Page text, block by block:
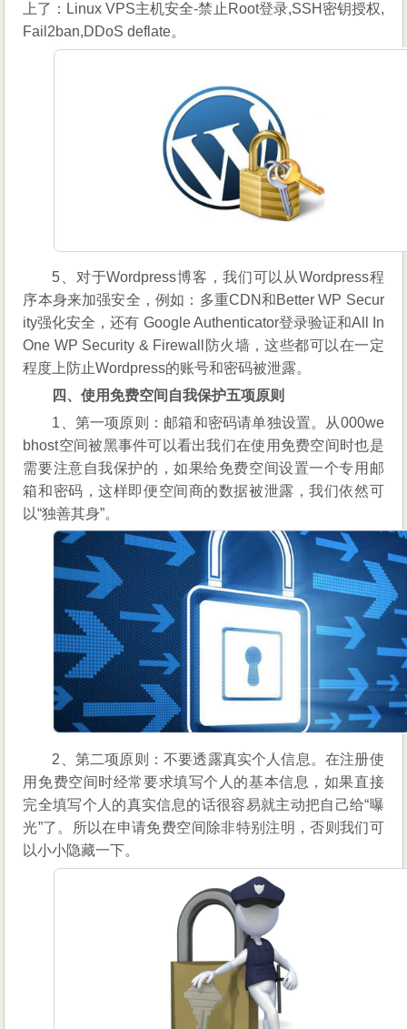
上了：Linux VPS主机安全-禁止Root登录,SSH密钥授权,
Fail2ban,DDoS deflate。
5、对于Wordpress博客，我们可以从Wordpress程
序本身来加强安全，例如：多重CDN和Better WP Secur
ity强化安全，还有 Google Authenticator登录验证和All In
One WP Security & Firewall防火墙，这些都可以在一定
程度上防止Wordpress的账号和密码被泄露。
四、使用免费空间自我保护五项原则
1、第一项原则：邮箱和密码请单独设置。从000we
bhost空间被黑事件可以看出我们在使用免费空间时也是
需要注意自我保护的，如果给免费空间设置一个专用邮
箱和密码，这样即便空间商的数据被泄露，我们依然可
以“独善其身”。
2、第二项原则：不要透露真实个人信息。在注册使
用免费空间时经常要求填写个人的基本信息，如果直接
完全填写个人的真实信息的话很容易就主动把自己给“曝
光”了。所以在申请免费空间除非特别注明，否则我们可
以小小隐藏一下。